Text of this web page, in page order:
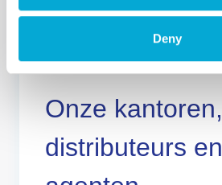
Deny
Onze kantoren,
distributeurs en